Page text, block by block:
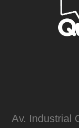
Av. Industrial